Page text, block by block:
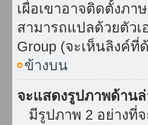
เผื่อเขาอาจติดตั้งภ
สามารถแปลด้วยตัว
Group (จะเห็นลิงค์ที่
ข้างบน
จะแสดงรูปภาพด้านล่
มีรูปภาพ 2 อย่างที่จ